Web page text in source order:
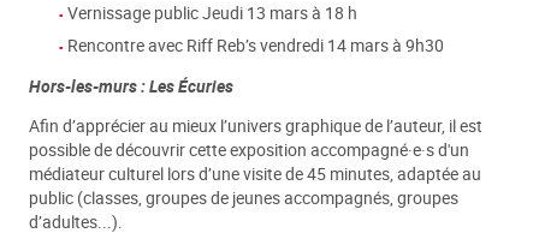
Vernissage public Jeudi 13 mars à 18 h
Rencontre avec Riff Reb’s vendredi 14 mars à 9h30
Hors-les-murs : Les Écuries
Afin d’apprécier au mieux l’univers graphique de l’auteur, il est
possible de découvrir cette exposition accompagné·e·s d'un
médiateur culturel lors d’une visite de 45 minutes, adaptée au
public (classes, groupes de jeunes accompagnés, groupes
d’adultes...).